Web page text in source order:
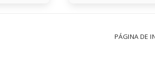
aromaterapia con la
gama de mezclas Kaeso
PÁGINA DE